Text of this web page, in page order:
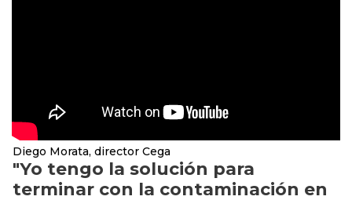
Diego Morata, director Cega
"Yo tengo la solución para
terminar con la contaminación en